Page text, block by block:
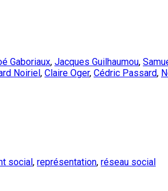
Gaboriaux, Jacques Guilhaumou,
Noiriel , Claire Oger, Cédric Passard,
social , représentation, réseau social